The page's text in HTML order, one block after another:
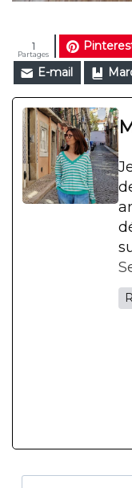
E-mail
Partages
1